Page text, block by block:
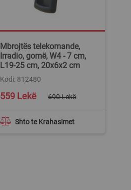
Mbrojtës telekomande,
Irradio, gomë, W4 - 7 cm,
L19-25 cm, 20x6x2 cm
Kodi: 812480
Shto te Krahasimet
Special
Price
559 Lekë 690 Lekë